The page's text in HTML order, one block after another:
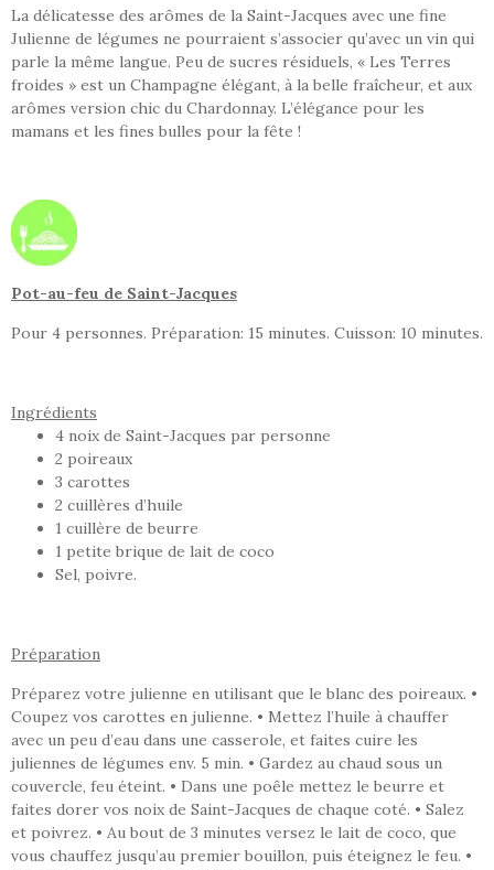
La délicatesse des arômes de la Saint-Jacques avec une fine
Julienne de légumes ne pourraient s’associer qu’avec un vin qui
parle la même langue. Peu de sucres résiduels, « Les Terres
froides » est un Champagne élégant, à la belle fraîcheur, et aux
arômes version chic du Chardonnay. L’élégance pour les
mamans et les fines bulles pour la fête !
Pot-au-feu de Saint-Jacques
Pour 4 personnes. Préparation: 15 minutes. Cuisson: 10 minutes.
Ingrédients
4 noix de Saint-Jacques par personne
2 poireaux
3 carottes
2 cuillères d’huile
1 cuillère de beurre
1 petite brique de lait de coco
Sel, poivre.
Préparation
Préparez votre julienne en utilisant que le blanc des poireaux. •
Coupez vos carottes en julienne. • Mettez l’huile à chauffer
avec un peu d’eau dans une casserole, et faites cuire les
juliennes de légumes env. 5 min. • Gardez au chaud sous un
couvercle, feu éteint. • Dans une poêle mettez le beurre et
faites dorer vos noix de Saint-Jacques de chaque coté. • Salez
et poivrez. • Au bout de 3 minutes versez le lait de coco, que
vous chauffez jusqu’au premier bouillon, puis éteignez le feu. •